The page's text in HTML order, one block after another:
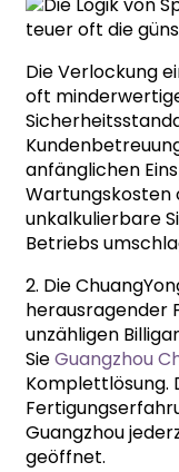
Die Verlockung
oft
anfänglichen
Wartungskosten
unkalkulierbare
Betriebs
2. Die
herausragender
unzähligen
SieGuangzhou
Komplettlösung.
Guangzhou
geöffnet.